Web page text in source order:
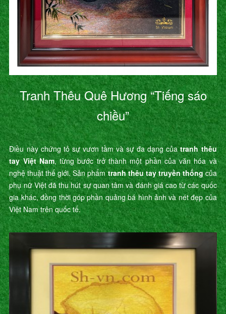
Tranh Thêu Quê Hương “Tiếng sáo
chiều”
Điều này chứng tỏ sự vươn tầm và sự đa dạng củatranh thêu
tay Việt Nam, từng bước trở thành một phần của văn hóa và
nghệ thuật thế giới. Sản phẩmtranh thêu tay truyền thốngcủa
phụ nữ Việt đã thu hút sự quan tâm và đánh giá cao từ các quốc
gia khác, đồng thời góp phần quảng bá hình ảnh và nét đẹp của
Việt Nam trên quốc tế.